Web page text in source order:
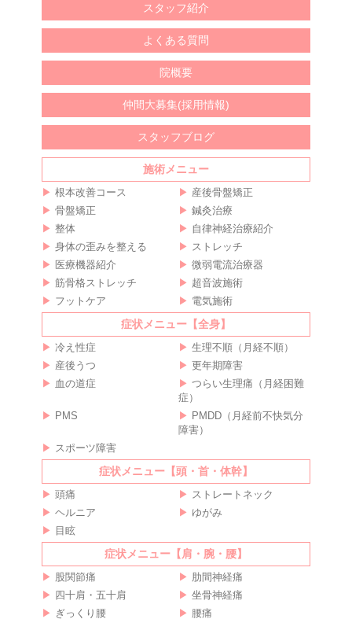
スタッフ紹介
よくある質問
院概要
仲間大募集(採用情報)
スタッフブログ
施術メニュー
根本改善コース
産後骨盤矯正
骨盤矯正
鍼灸治療
整体
自律神経治療紹介
身体の歪みを整える
ストレッチ
医療機器紹介
微弱電流治療器
筋骨格ストレッチ
超音波施術
フットケア
電気施術
症状メニュー【全身】
冷え性症
生理不順（月経不順）
産後うつ
更年期障害
血の道症
つらい生理痛（月経困難
症）
PMS
PMDD（月経前不快気分
障害）
スポーツ障害
症状メニュー【頭・首・体幹】
頭痛
ストレートネック
ヘルニア
ゆがみ
目眩
症状メニュー【肩・腕・腰】
股関節痛
肋間神経痛
四十肩・五十肩
坐骨神経痛
ぎっくり腰
腰痛